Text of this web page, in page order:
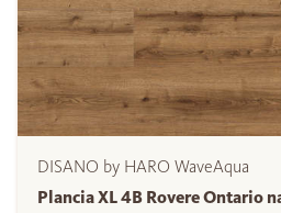
DISANO by HARO WaveAqua
Plancia XL 4B Rovere Ontario